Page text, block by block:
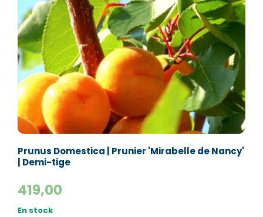
Prunus Domestica | Prunier 'Mirabelle de Nancy'
| Demi-tige
419,00
En stock